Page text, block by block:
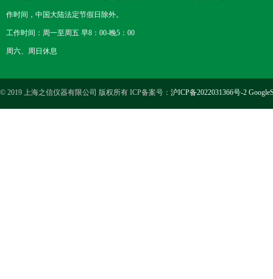
作时间，中国大陆法定节假日除外。
工作时间：周一至周五 早8：00-晚5：00
周六、周日休息
© 2019 上海之信仪器有限公司 版权所有 ICP备案号： 沪ICP备2022031366号-2